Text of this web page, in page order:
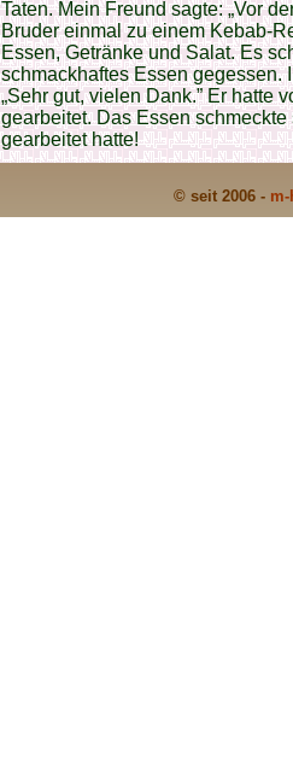
Taten. Mein Freund sagte: „Vor
Bruder einmal zu einem Kebab-
Essen, Getränke und Salat. Es
schmackhaftes Essen gegessen.
„Sehr gut, vielen Dank.” Er hatte
gearbeitet. Das Essen
gearbeitet hatte!
© seit 2006 -